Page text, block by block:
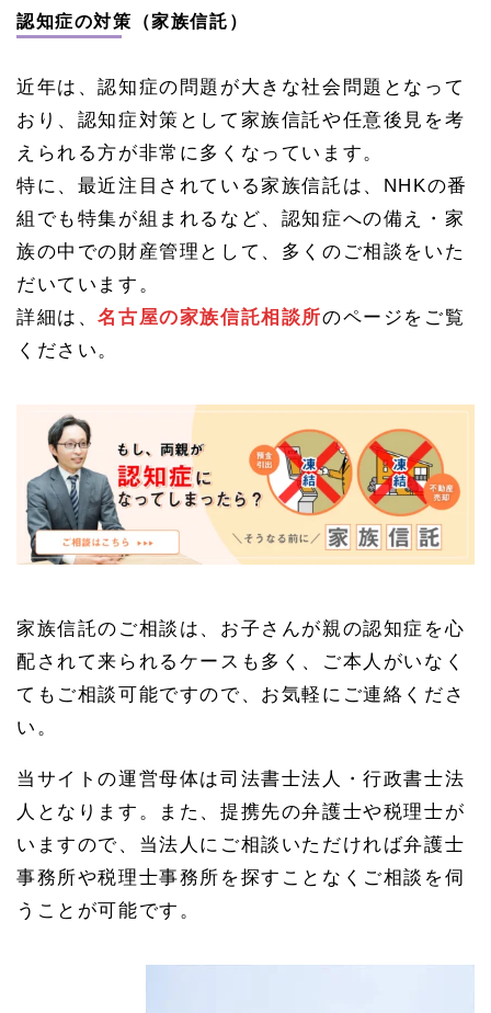
認知症の対策（家族信託）
近年は、認知症の問題が大きな社会問題となって
おり、認知症対策として家族信託や任意後見を考
えられる方が非常に多くなっています。
特に、最近注目されている家族信託は、NHKの番
組でも特集が組まれるなど、認知症への備え・家
族の中での財産管理として、多くのご相談をいた
だいています。
詳細は、名古屋の家族信託相談所のページをご覧
ください。
家族信託のご相談は、お子さんが親の認知症を心
配されて来られるケースも多く、ご本人がいなく
てもご相談可能ですので、お気軽にご連絡くださ
い。
当サイトの運営母体は司法書士法人・行政書士法
人となります。また、提携先の弁護士や税理士が
いますので、当法人にご相談いただければ弁護士
事務所や税理士事務所を探すことなくご相談を伺
うことが可能です。